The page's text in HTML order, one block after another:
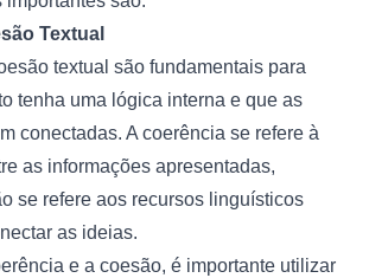
Textual
textual são fundamentais para
tenha uma lógica interna e que as
conectadas. A coerência se refere à
as informações apresentadas,
se refere aos recursos linguísticos
as ideias.
e a coesão, é importante utilizar